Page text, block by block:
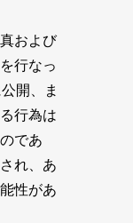
および
行なっ
開、ま
行為は
であ
れ、あ
性があ